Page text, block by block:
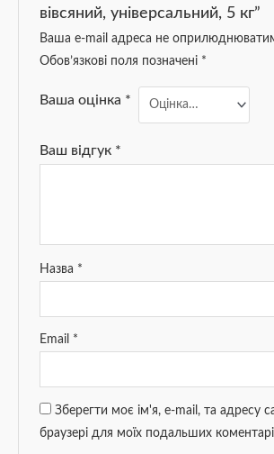
вівсяний, універсальний, 5 кг”
Ваша e-mail адреса не
Обов’язкові поля позначені *
Ваша оцінка *
Ваш відгук *
Назва *
Email *
Зберегти моє ім'я, e-mail, та адресу
браузері для моїх подальших